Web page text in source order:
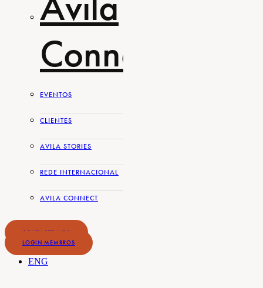
Connect
EVENTOS
CLIENTES
AVILA STORIES
REDE INTERNACIONAL
AVILA CONNECT
CONTACTE-NOS
LOGIN MEMBROS
ENG